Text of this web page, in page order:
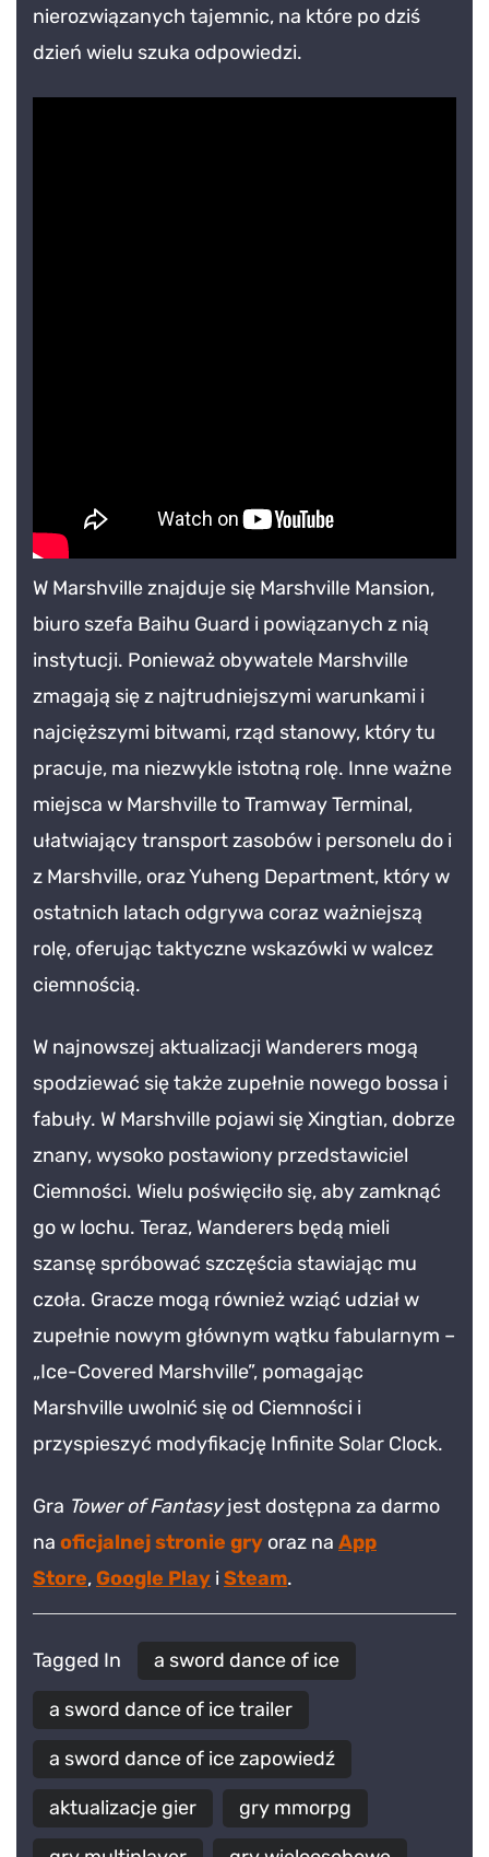
nierozwiązanych tajemnic, na które po dziś
dzień wielu szuka odpowiedzi.
W Marshville znajduje się Marshville Mansion,
biuro szefa Baihu Guard i powiązanych z nią
instytucji. Ponieważ obywatele Marshville
zmagają się z najtrudniejszymi warunkami i
najcięższymi bitwami, rząd stanowy, który tu
pracuje, ma niezwykle istotną rolę. Inne ważne
miejsca w Marshville to Tramway Terminal,
ułatwiający transport zasobów i personelu do i
z Marshville, oraz Yuheng Department, który w
ostatnich latach odgrywa coraz ważniejszą
rolę, oferując taktyczne wskazówki w walcez
ciemnością.
W najnowszej aktualizacji Wanderers mogą
spodziewać się także zupełnie nowego bossa i
fabuły. W Marshville pojawi się Xingtian, dobrze
znany, wysoko postawiony przedstawiciel
Ciemności. Wielu poświęciło się, aby zamknąć
go w lochu. Teraz, Wanderers będą mieli
szansę spróbować szczęścia stawiając mu
czoła. Gracze mogą również wziąć udział w
zupełnie nowym głównym wątku fabularnym –
„Ice-Covered Marshville”, pomagając
Marshville uwolnić się od Ciemności i
przyspieszyć modyfikację Infinite Solar Clock.
Gra Tower of Fantasyjest dostępna za darmo
na oficjalnej stronie gry oraz na App
Store,Google Play i Steam.
Tagged In a sword dance of ice
a sword dance of ice trailer
a sword dance of ice zapowiedź
aktualizacje gier gry mmorpg